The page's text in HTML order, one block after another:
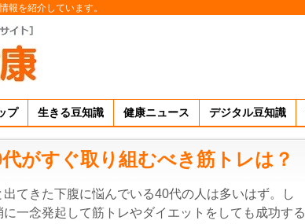
報を紹介しています。
プ 生きる豆知識 健康ニュース デジタル豆知識
がすぐ取り組むべき筋トレは？
てきた下腹に悩んでいる40代の人は多いはず。し
一念発起して筋トレやダイエットをしても成功する